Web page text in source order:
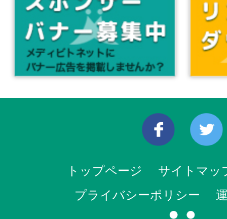
トップページ
サイトマッ
プライバシーポリシー